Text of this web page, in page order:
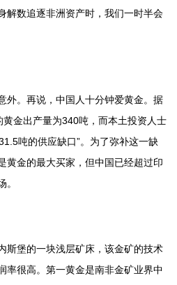
解数追逐非洲资产时，我们一时半会
外。再说，中国人十分钟爱黄金。据
金出产量为340吨，而本土投资人士
吨的供应缺口”。为了弥补这一缺
黄金的最大买家，但中国已经超过印
。
斯堡的一块浅层矿床，该金矿的技术
率很高。第一黄金是南非金矿业界中